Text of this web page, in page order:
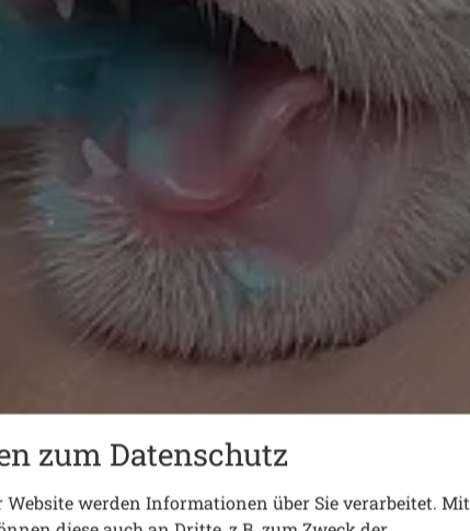
zum Datenschutz
Website werden Informationen über Sie verarbeitet. Mit